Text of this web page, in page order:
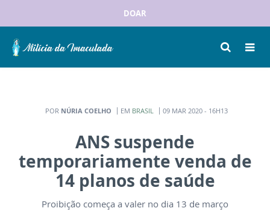
DOAR
POR NÚRIA COELHO EM BRASIL 09 MAR 2020 - 16H13
ANS suspende
temporariamente venda de
14 planos de saúde
Proibição começa a valer no dia 13 de março